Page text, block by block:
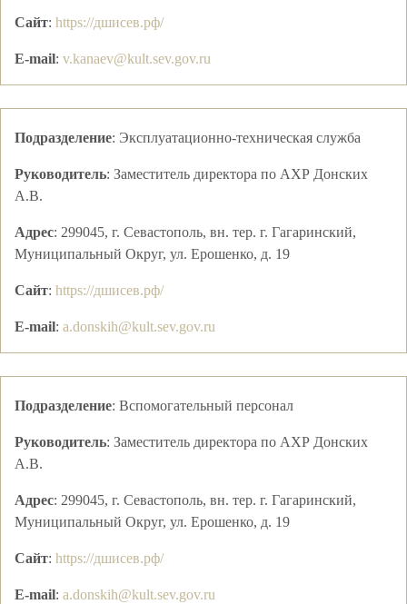
Сайт: https://дшисев.рф/
E-mail: v.kanaev@kult.sev.gov.ru
Подразделение: Эксплуатационно-техническая служба
Руководитель: Заместитель директора по АХР Донских
А.В.
Адрес: 299045, г. Севастополь, вн. тер. г. Гагаринский,
Муниципальный Округ, ул. Ерошенко, д. 19
Сайт: https://дшисев.рф/
E-mail: a.donskih@kult.sev.gov.ru
Подразделение: Вспомогательный персонал
Руководитель: Заместитель директора по АХР Донских
А.В.
Адрес: 299045, г. Севастополь, вн. тер. г. Гагаринский,
Муниципальный Округ, ул. Ерошенко, д. 19
Сайт: https://дшисев.рф/
E-mail: a.donskih@kult.sev.gov.ru